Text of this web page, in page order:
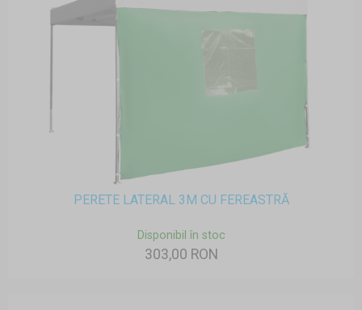
PERETE LATERAL 3M CU FEREASTRĂ
Disponibil în stoc
303,00 RON